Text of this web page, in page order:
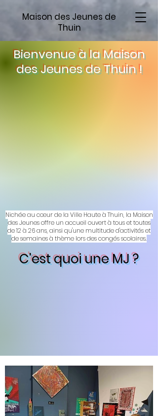
Maison des Jeunes de
Thuin
Bienvenue à la Maison
des Jeunes de Thuin !
Nichée au cœur de la Ville Haute à Thuin, la Maison
des Jeunes offre un accueil ouvert à tous et toutes
de 12 à 26 ans, ainsi qu'une multitude d'activités et
de semaines à thème lors des congés scolaires.
C'est quoi une MJ ?